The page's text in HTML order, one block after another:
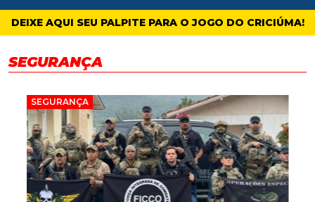
4oito
DEIXE AQUI SEU PALPITE PARA O JOGO DO CRICIÚMA!
SEGURANÇA
SEGURANÇA